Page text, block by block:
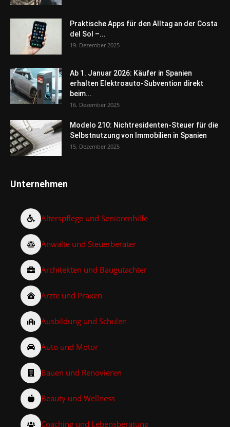
Praktische Apps für den Alltag an der Costa
del Sol –...
19. Dezember 2025
Ab 1. Januar 2026: Käufer in Spanien
erhalten Elektroauto-Subvention direkt
beim...
16. Dezember 2025
Modelo 210: Nichtresidenten-Steuer für die
Selbstnutzung von Immobilien in Spanien
15. Dezember 2025
Unternehmen
Alterspflege und Seniorenhilfe
Anwälte und Steuerberater
Architekten und Baugutachter
Ärzte und Praxen
Ausbildung und Schulen
Auto und Motor
Bauen und Renovieren
Beauty und Wellness
Coaching und Lebensberatung